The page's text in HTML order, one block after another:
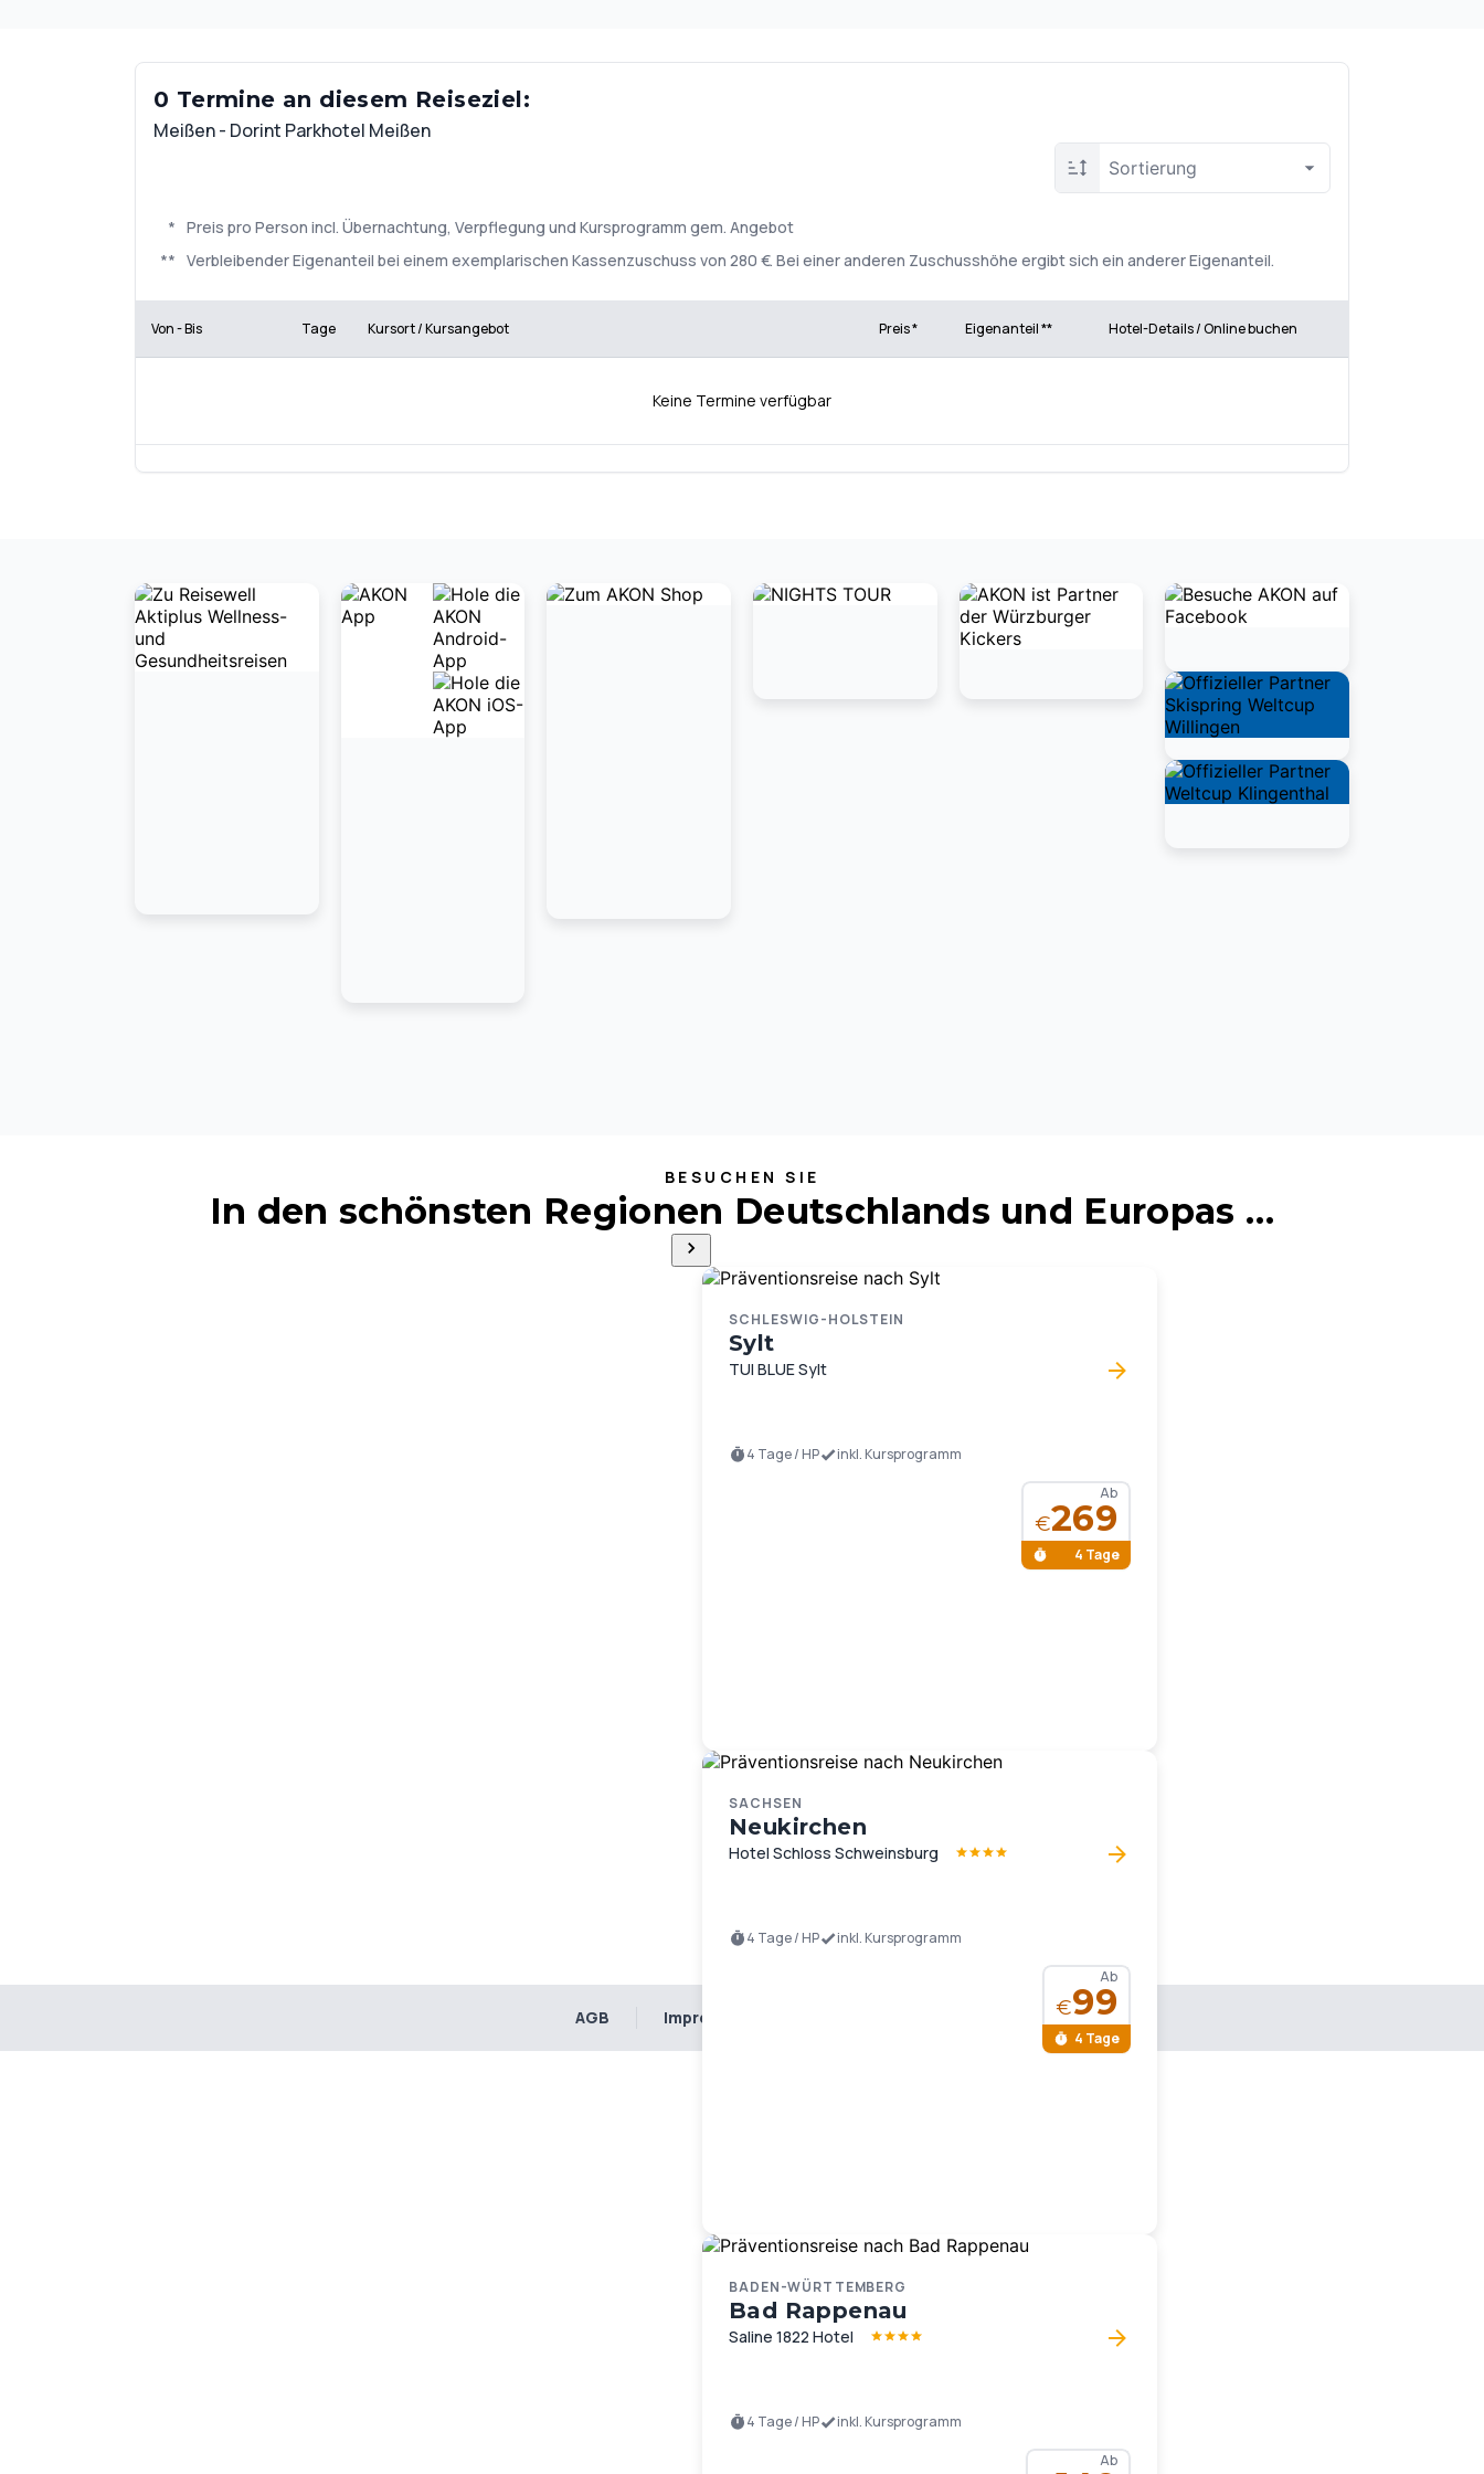
0 Termine an diesem Reiseziel:
Meißen - Dorint Parkhotel Meißen
Sortierung
* Preis pro Person incl. Übernachtung, Verpflegung und Kursprogramm gem. Angebot
** Verbleibender Eigenanteil bei einem exemplarischen Kassenzuschuss von 280 €. Bei einer anderen Zuschusshöhe ergibt sich ein anderer Eigenanteil.
Von - Bis Tage Kursort / Kursangebot Preis * Eigenanteil ** Hotel-Details / Online buchen
Keine Termine verfügbar
BESUCHEN SIE
In den schönsten Regionen Deutschlands und Europas …
Ab
€269
4 Tage
SCHLESWIG-HOLSTEIN
Sylt
TUI BLUE Sylt
4 Tage / HP inkl. Kursprogramm
Ab
€99
4 Tage
SACHSEN
Neukirchen
Hotel Schloss Schweinsburg
4 Tage / HP inkl. Kursprogramm
Ab
BADEN-WÜRTTEMBERG
Bad Rappenau
Saline 1822 Hotel
4 Tage / HP inkl. Kursprogramm
AGB Impressum